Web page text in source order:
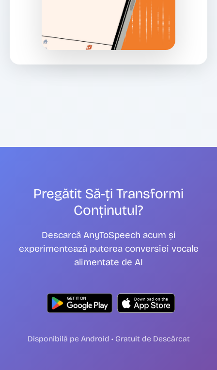
Pregătit Să-ți Transformi
Conținutul?
Descarcă AnyToSpeech acum și
experimentează puterea conversiei vocale
alimentate de AI
Disponibilă pe Android • Gratuit de Descărcat